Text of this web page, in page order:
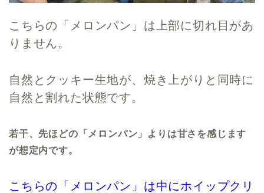
こちらの「メロンパン」は上部に切れ目があ
りません。
自然とクッキー生地が、焼き上がりと同時に
自然と割れた状態です。
若干、先ほどの「メロンパン」よりは甘さを感じます
が想定内です。
こちらの「メロンパン」は中にホイップクリ